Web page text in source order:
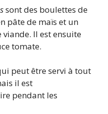
sont des boulettes de
pâte de maïs et un
Il est ensuite
tomate.
peut être servi à tout
il est
pendant les